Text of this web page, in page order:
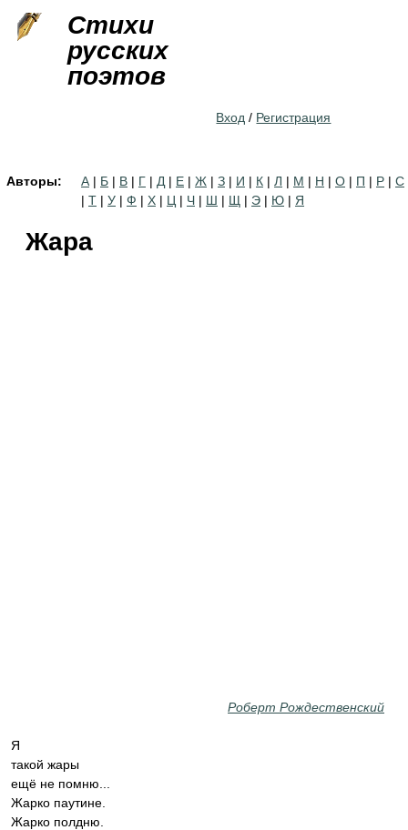
Стихи
русских
поэтов
Вход / Регистрация
Авторы: А | Б | В | Г | Д | Е | Ж | З | И | К | Л | М | Н | О | П | Р | С
| Т | У | Ф | Х | Ц | Ч | Ш | Щ | Э | Ю | Я
Жара
Роберт Рождественский
Я
такой жары
ещё не помню...
Жарко паутине.
Жарко полдню.